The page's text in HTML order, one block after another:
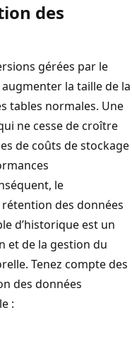
des
gérées par le
la taille de la
tables normales. Une
ne cesse de croître
de coûts de stockage
le
des données
d’historique est un
et de la gestion du
Tenez compte des
des données
: